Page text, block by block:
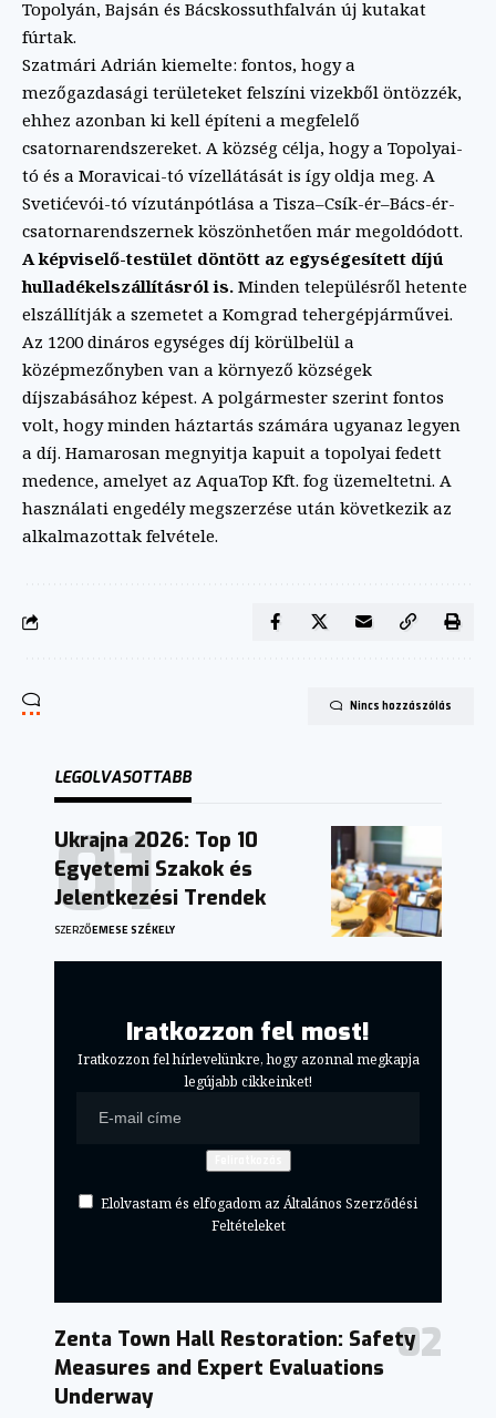
Topolyán, Bajsán és Bácskossuthfalván új kutakat
fúrtak.
Szatmári Adrián kiemelte: fontos, hogy a
mezőgazdasági területeket felszíni vizekből öntözzék,
ehhez azonban ki kell építeni a megfelelő
csatornarendszereket. A község célja, hogy a Topolyai-
tó és a Moravicai-tó vízellátását is így oldja meg. A
Svetićevói-tó vízutánpótlása a Tisza–Csík-ér–Bács-ér-
csatornarendszernek köszönhetően már megoldódott.
A képviselő-testület döntött az egységesített díjú
hulladékelszállításról is. Minden településről hetente
elszállítják a szemetet a Komgrad tehergépjárművei.
Az 1200 dináros egységes díj körülbelül a
középmezőnyben van a környező községek
díjszabásához képest. A polgármester szerint fontos
volt, hogy minden háztartás számára ugyanaz legyen
a díj. Hamarosan megnyitja kapuit a topolyai fedett
medence, amelyet az AquaTop Kft. fog üzemeltetni. A
használati engedély megszerzése után következik az
alkalmazottak felvétele.
Nincs hozzászólás
LEGOLVASOTTABB
Ukrajna 2026: Top 10
Egyetemi Szakok és
Jelentkezési Trendek
SZERZŐEMESE SZÉKELY
Iratkozzon fel most!
Iratkozzon fel hírlevelünkre, hogy azonnal megkapja
legújabb cikkeinket!
Elolvastam és elfogadom az Általános Szerződési
Feltételeket
Zenta Town Hall Restoration: Safety
Measures and Expert Evaluations
Underway